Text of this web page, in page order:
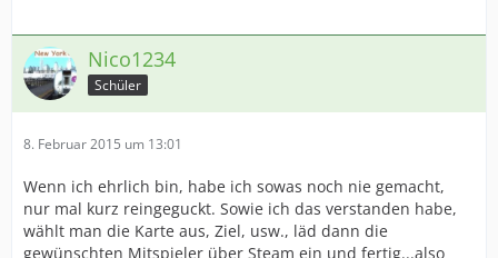
Nico1234
Schüler
8. Februar 2015 um 13:01
Wenn ich ehrlich bin, habe ich sowas noch nie gemacht,
nur mal kurz reingeguckt. Sowie ich das verstanden habe,
wählt man die Karte aus, Ziel, usw., läd dann die
gewünschten Mitspieler über Steam ein und fertig...also